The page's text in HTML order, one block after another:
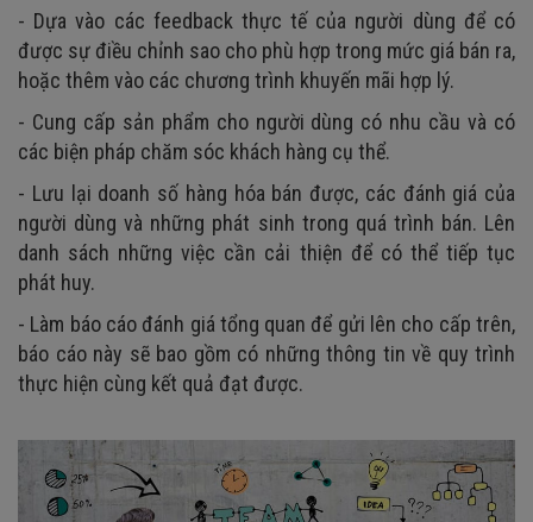
- Dựa vào các feedback thực tế của người dùng để có
được sự điều chỉnh sao cho phù hợp trong mức giá bán ra,
hoặc thêm vào các chương trình khuyến mãi hợp lý.
- Cung cấp sản phẩm cho người dùng có nhu cầu và có
các biện pháp chăm sóc khách hàng cụ thể.
- Lưu lại doanh số hàng hóa bán được, các đánh giá của
người dùng và những phát sinh trong quá trình bán. Lên
danh sách những việc cần cải thiện để có thể tiếp tục
phát huy.
- Làm báo cáo đánh giá tổng quan để gửi lên cho cấp trên,
báo cáo này sẽ bao gồm có những thông tin về quy trình
thực hiện cùng kết quả đạt được.